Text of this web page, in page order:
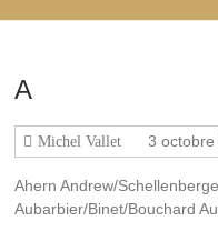
qui
été
édité,
enregistré
sur
A
Michel Vallet 3 octobre
Ahern Andrew/
Aubarbier/Binet/Bouchard